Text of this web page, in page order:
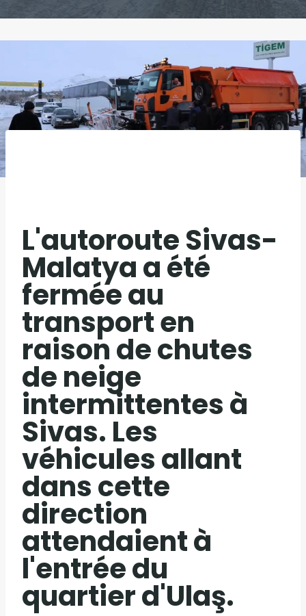
L'autoroute Sivas-
Malatya a été
fermée au
transport en
raison de chutes
de neige
intermittentes à
Sivas. Les
véhicules allant
dans cette
direction
attendaient à
l'entrée du
quartier d'Ulaş.